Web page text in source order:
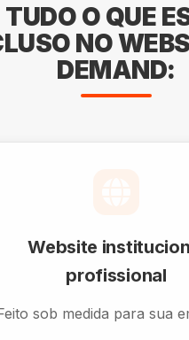
TUDO O QUE
NO
DEMAND:
Website
profissional
sob medida para sua